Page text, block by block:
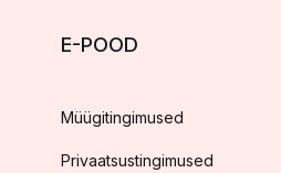
E-POOD
Müügitingimused
Privaatsustingimused